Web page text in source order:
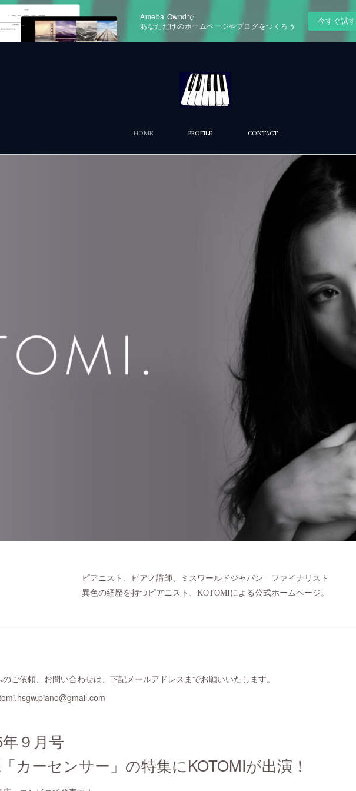
Ameba Owndで
あなただけのホームページやブログをつくろう
今すぐ試す
HOME PROFILE CONTACT
ピアニスト、ピアノ講師、ミスワールドジャパン ファイナリスト
異色の経歴を持つピアニスト、KOTOMIによる公式ホームページ。
のご依頼、お問い合わせは、下記メールアドレスまでお願いいたします。
９月号
カーセンサー」の特集にKOTOMIが出演！